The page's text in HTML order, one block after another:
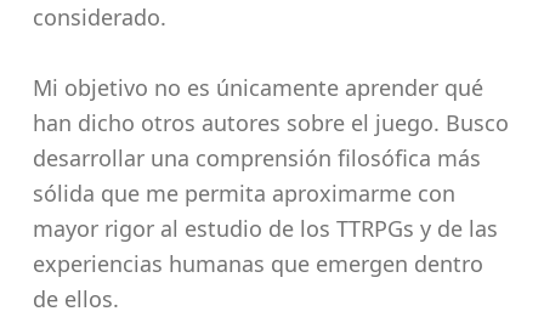
considerado.
Mi objetivo no es únicamente aprender qué
han dicho otros autores sobre el juego. Busco
desarrollar una comprensión filosófica más
sólida que me permita aproximarme con
mayor rigor al estudio de los TTRPGs y de las
experiencias humanas que emergen dentro
de ellos.